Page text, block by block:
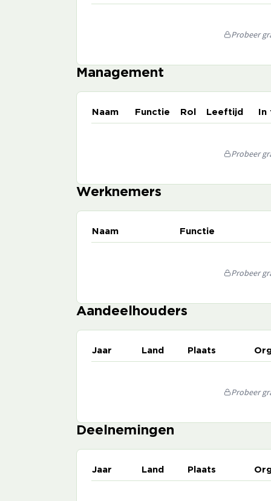
Probeer
Management
Naam Functie Rol Leeftijd
Probeer
Werknemers
Naam Functie
Probeer
Aandeelhouders
Jaar Land Plaats
Probeer
Deelnemingen
Jaar Land Plaats